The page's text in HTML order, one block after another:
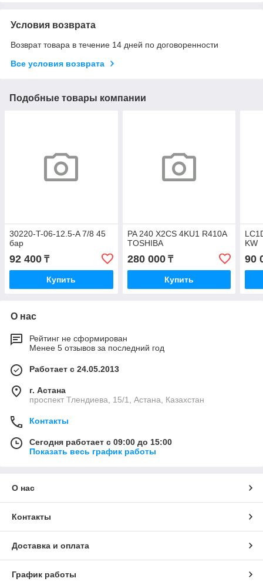
Условия возврата
Возврат товара в течение 14 дней по договоренности
Все условия возврата
Подобные товары компании
30220-T-06-12.5-A 7/8 45
бар
92 400 ₸
Купить
PA 240 X2CS 4KU1 R410A
TOSHIBA
280 000₸
Купить
KW
90
О нас
Рейтинг не сформирован
Менее 5 отзывов за последний год
Работает с 24.05.2013
г. Астана
проспект Тлендиева, 15/1, Астана, Казахстан
Контакты
Сегодня работает с 09:00 до 15:00
Показать весь график работы
О нас
Контакты
Доставка и оплата
График работы